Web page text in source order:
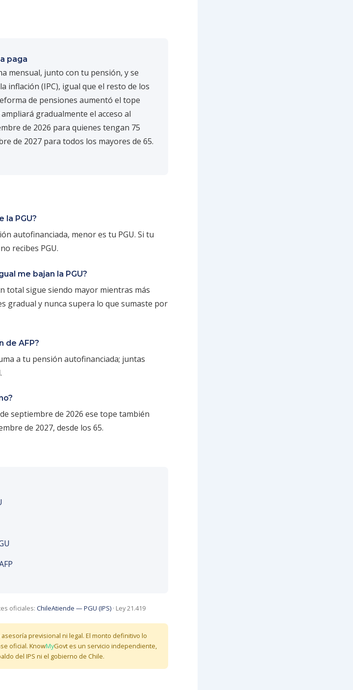
paga
mensual, junto con tu pensión, y se
inflación (IPC), igual que el resto de los
de pensiones aumentó el tope
gradualmente el acceso al
de 2026 para quienes tengan 75
de 2027 para todos los mayores de 65.
la PGU?
autofinanciada, menor es tu PGU. Si tu
recibes PGU.
me bajan la PGU?
total sigue siendo mayor mientras más
gradual y nunca supera lo que sumaste por
de AFP?
a tu pensión autofinanciada; juntas
septiembre de 2026 ese tope también
de 2027, desde los 65.
oficiales: ChileAtiende — PGU (IPS) · Ley 21.419
previsional ni legal. El monto definitivo lo
oficial. KnowMyGovt es un servicio independiente,
del IPS ni el gobierno de Chile.